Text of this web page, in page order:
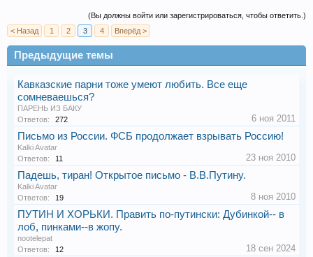
(Вы должны войти или зарегистрироваться, чтобы ответить.)
< Назад
1 2 3 4 Вперёд >
Предыдущие темы
Кавказские парни тоже умеют любить. Все еще
сомневаешься?
ПАРЕНЬ ИЗ БАКУ
Ответов:
272 6 ноя 2011
Письмо из России. ФСБ продолжает взрывать Россию!
Kalki Avatar
Ответов:
11 23 ноя 2010
Падешь, тиран! Открытое письмо - В.В.Путину.
Kalki Avatar
Ответов:
19 8 ноя 2010
ПУТИН И ХОРЬКИ. Править по-путински: Дубинкой-- в
лоб, пинками--в жопу.
nootelepat
Ответов:
12 18 сен 2024